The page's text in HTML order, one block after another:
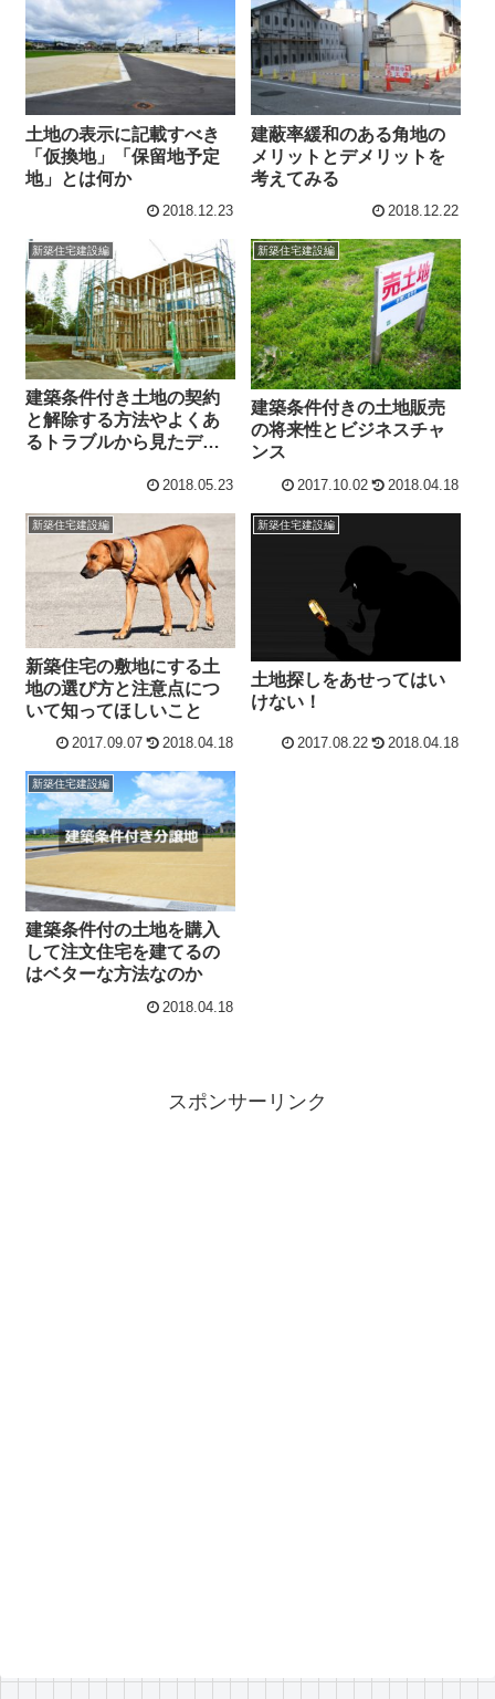
土地の表示に記載すべき
「仮換地」「保留地予定
地」とは何か
2018.12.23
建蔽率緩和のある角地の
メリットとデメリットを
考えてみる
2018.12.22
新築住宅建設編
建築条件付き土地の契約
と解除する方法やよくあ
るトラブルから見たデメ
2018.05.23
新築住宅建設編
建築条件付きの土地販売
の将来性とビジネスチャ
ンス
2017.10.02 2018.04.18
新築住宅建設編
新築住宅の敷地にする土
地の選び方と注意点につ
いて知ってほしいこと
2017.09.07 2018.04.18
新築住宅建設編
土地探しをあせってはい
けない！
2017.08.22 2018.04.18
新築住宅建設編
建築条件付の土地を購入
して注文住宅を建てるの
はベターな方法なのか
2018.04.18
スポンサーリンク